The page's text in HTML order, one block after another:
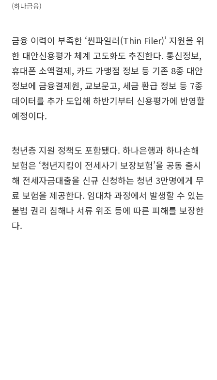
(하나금융)
금융 이력이 부족한 ‘씬파일러(Thin Filer)’ 지원을 위
한 대안신용평가 체계 고도화도 추진한다. 통신정보,
휴대폰 소액결제, 카드 가맹점 정보 등 기존 8종 대안
정보에 금융결제원, 교보문고, 세금 환급 정보 등 7종
데이터를 추가 도입해 하반기부터 신용평가에 반영할
예정이다.
청년층 지원 정책도 포함됐다. 하나은행과 하나손해
보험은 ‘청년지킴이 전세사기 보장보험’을 공동 출시
해 전세자금대출을 신규 신청하는 청년 3만명에게 무
료 보험을 제공한다. 임대차 과정에서 발생할 수 있는
불법 권리 침해나 서류 위조 등에 따른 피해를 보장한
다.